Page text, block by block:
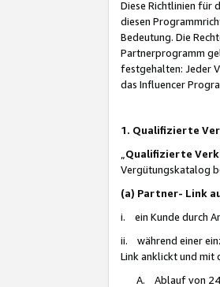
Diese Richtlinien für
diesen
Bedeutung. Die
Partnerprogramm
festgehalten: Jeder
das Influencer
1. Qualifizierte
Qualifizierte
Vergütungskatalog
(a) Partner- Link
i. ein Kunde durch
ii. während einer
Link anklickt und mit
A. Ablauf von 24